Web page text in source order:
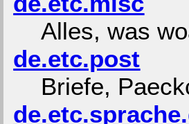
Alles, was
de.etc.post
Briefe,